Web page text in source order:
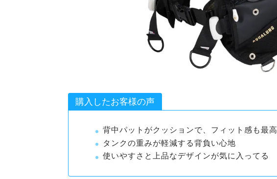
購入したお客様の声
背中パットがクッションで、フィット感も最高
タンクの重みが軽減する背負い心地
使いやすさと上品なデザインが気に入ってる